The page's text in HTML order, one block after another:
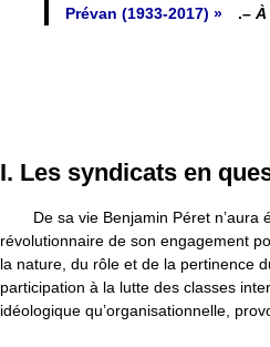
Prévan (1933-2017) »
.– À
I. Les syndicats en
De sa vie Benjamin Péret
révolutionnaire de son engagement
la nature, du rôle et de la pertinence
participation à la lutte des classes
idéologique qu’organisationnelle,